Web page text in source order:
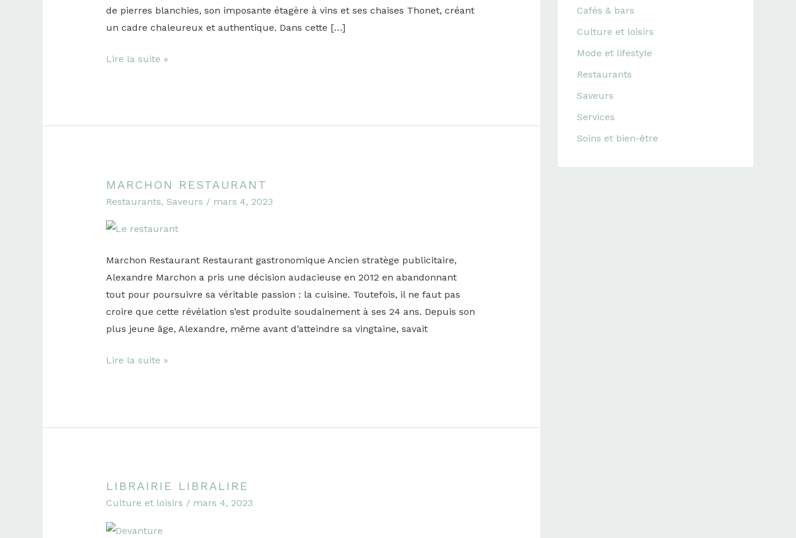
de pierres blanchies, son imposante étagère à vins et ses chaises Thonet, créant
un cadre chaleureux et authentique. Dans cette […]
Lire la suite »
MARCHON RESTAURANT
Restaurants, Saveurs / mars 4, 2023
Marchon Restaurant Restaurant gastronomique Ancien stratège publicitaire,
Alexandre Marchon a pris une décision audacieuse en 2012 en abandonnant
tout pour poursuivre sa véritable passion : la cuisine. Toutefois, il ne faut pas
croire que cette révélation s’est produite soudainement à ses 24 ans. Depuis son
plus jeune âge, Alexandre, même avant d’atteindre sa vingtaine, savait
Marchon
Restaurant
Lire la suite »
LIBRAIRIE LIBRALIRE
Culture et loisirs / mars 4, 2023
Librairie
Libralire
Cafés & bars
Culture et loisirs
Mode et lifestyle
Restaurants
Saveurs
Services
Soins et bien-être